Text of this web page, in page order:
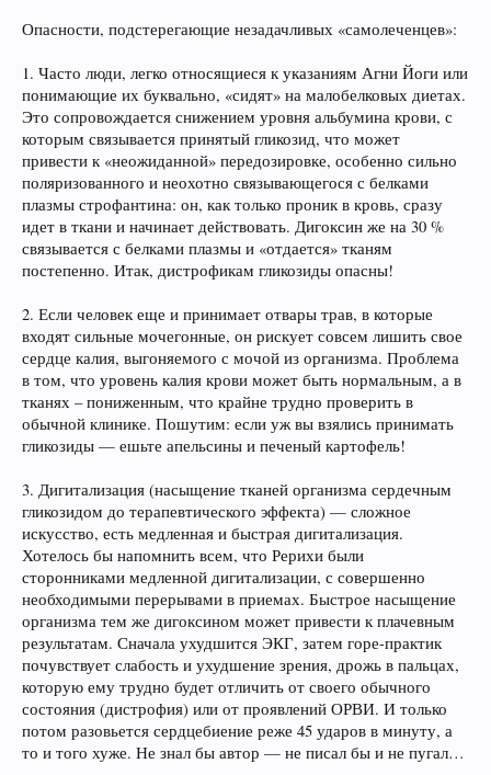
Опасности, подстерегающие незадачливых «самолеченцев»:
1. Часто люди, легко относящиеся к указаниям Агни Йоги или
понимающие их буквально, «сидят» на малобелковых диетах.
Это сопровождается снижением уровня альбумина крови, с
которым связывается принятый гликозид, что может
привести к «неожиданной» передозировке, особенно сильно
поляризованного и неохотно связывающегося с белками
плазмы строфантина: он, как только проник в кровь, сразу
идет в ткани и начинает действовать. Дигоксин же на 30 %
связывается с белками плазмы и «отдается» тканям
постепенно. Итак, дистрофикам гликозиды опасны!
2. Если человек еще и принимает отвары трав, в которые
входят сильные мочегонные, он рискует совсем лишить свое
сердце калия, выгоняемого с мочой из организма. Проблема
в том, что уровень калия крови может быть нормальным, а в
тканях – пониженным, что крайне трудно проверить в
обычной клинике. Пошутим: если уж вы взялись принимать
гликозиды — ешьте апельсины и печеный картофель!
3. Дигитализация (насыщение тканей организма сердечным
гликозидом до терапевтического эффекта) — сложное
искусство, есть медленная и быстрая дигитализация.
Хотелось бы напомнить всем, что Рерихи были
сторонниками медленной дигитализации, с совершенно
необходимыми перерывами в приемах. Быстрое насыщение
организма тем же дигоксином может привести к плачевным
результатам. Сначала ухудшится ЭКГ, затем горе-практик
почувствует слабость и ухудшение зрения, дрожь в пальцах,
которую ему трудно будет отличить от своего обычного
состояния (дистрофия) или от проявлений ОРВИ. И только
потом разовьется сердцебиение реже 45 ударов в минуту, а
то и того хуже. Не знал бы автор — не писал бы и не пугал…